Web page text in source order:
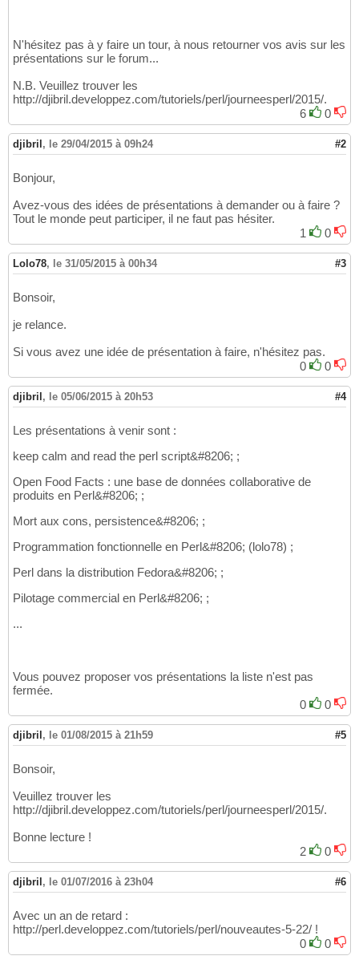
N'hésitez pas à y faire un tour, à nous retourner vos avis sur les
présentations sur le forum...
N.B. Veuillez trouver les
http://djibril.developpez.com/tutoriels/perl/journeesperl/2015/.
6
0
djibril , le 29/04/2015 à 09h24 #2
Bonjour,
Avez-vous des idées de présentations à demander ou à faire ?
Tout le monde peut participer, il ne faut pas hésiter.
1
0
Lolo78, le 31/05/2015 à 00h34 #3
Bonsoir,
je relance.
Si vous avez une idée de présentation à faire, n'hésitez pas.
0
0
djibril , le 05/06/2015 à 20h53 #4
Les présentations à venir sont :
keep calm and read the perl script&#8206; ;
Open Food Facts : une base de données collaborative de
produits en Perl&#8206; ;
Mort aux cons, persistence&#8206; ;
Programmation fonctionnelle en Perl&#8206; (lolo78) ;
Perl dans la distribution Fedora&#8206; ;
Pilotage commercial en Perl&#8206; ;
...
Vous pouvez proposer vos présentations la liste n'est pas
fermée.
0
0
djibril , le 01/08/2015 à 21h59 #5
Bonsoir,
Veuillez trouver les
http://djibril.developpez.com/tutoriels/perl/journeesperl/2015/.
Bonne lecture !
2
0
djibril , le 01/07/2016 à 23h04 #6
Avec un an de retard :
http://perl.developpez.com/tutoriels/perl/nouveautes-5-22/ !
0
0